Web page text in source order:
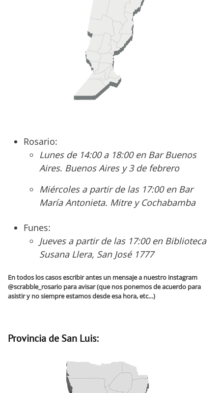
Rosario:
Lunes de 14:00 a 18:00 en Bar Buenos
Aires. Buenos Aires y 3 de febrero
Miércoles a partir de las 17:00 en Bar
María Antonieta. Mitre y Cochabamba
Funes:
Jueves a partir de las 17:00 en Biblioteca
Susana Llera, San José 1777
En todos los casos escribir antes un mensaje a nuestro instagram
@scrabble_rosario para avisar (que nos ponemos de acuerdo para
asistir y no siempre estamos desde esa hora, etc…)
Provincia de San Luis: